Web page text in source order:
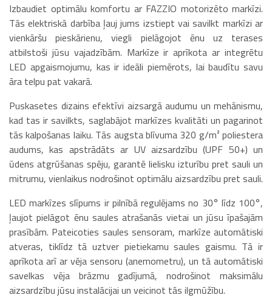
Izbaudiet optimālu komfortu ar FAZZIO motorizēto markīzi.
Tās elektriskā darbība ļauj jums izstiept vai savilkt markīzi ar
vienkāršu pieskārienu, viegli pielāgojot ēnu uz terases
atbilstoši jūsu vajadzībām. Markīze ir aprīkota ar integrētu
LED apgaismojumu, kas ir ideāli piemērots, lai baudītu savu
āra telpu pat vakarā.
Puskasetes dizains efektīvi aizsargā audumu un mehānismu,
kad tas ir savilkts, saglabājot markīzes kvalitāti un pagarinot
tās kalpošanas laiku. Tās augsta blīvuma 320 g/m² poliestera
audums, kas apstrādāts ar UV aizsardzību (UPF 50+) un
ūdens atgrūšanas spēju, garantē lielisku izturību pret sauli un
mitrumu, vienlaikus nodrošinot optimālu aizsardzību pret sauli.
LED markīzes slīpums ir pilnībā regulējams no 30° līdz 100°,
ļaujot pielāgot ēnu saules atrašanās vietai un jūsu īpašajām
prasībām. Pateicoties saules sensoram, markīze automātiski
atveras, tiklīdz tā uztver pietiekamu saules gaismu. Tā ir
aprīkota arī ar vēja sensoru (anemometru), un tā automātiski
savelkas vēja brāzmu gadījumā, nodrošinot maksimālu
aizsardzību jūsu instalācijai un veicinot tās ilgmūžību.